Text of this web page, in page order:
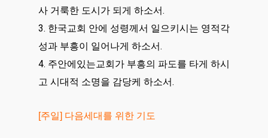
사 거룩한 도시가 되게 하소서.
3. 한국교회 안에 성령께서 일으키시는 영적각
성과 부흥이 일어나게 하소서.
4. 주안에있는교회가 부흥의 파도를 타게 하시
고 시대적 소명을 감당케 하소서.
[주일] 다음세대를 위한 기도